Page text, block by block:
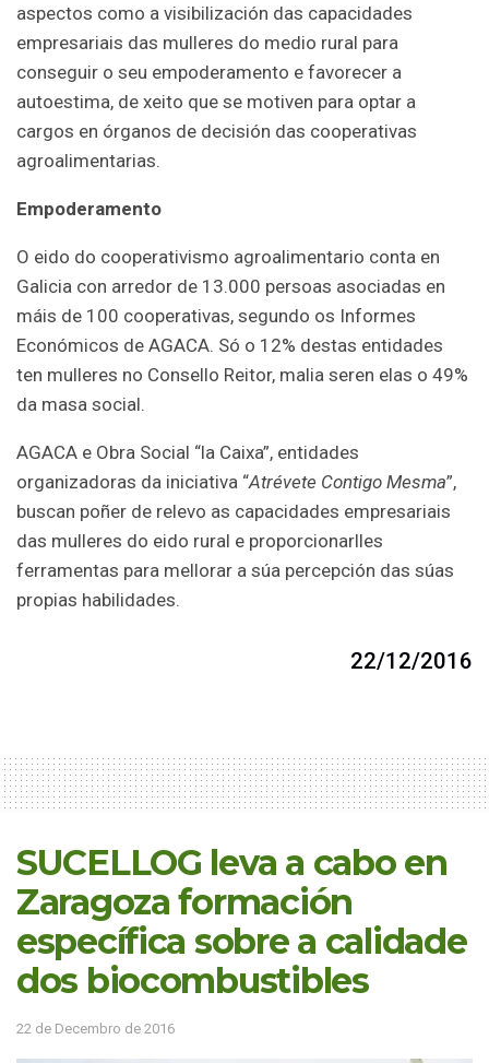
aspectos como a visibilización das capacidades
empresariais das mulleres do medio rural para
conseguir o seu empoderamento e favorecer a
autoestima, de xeito que se motiven para optar a
cargos en órganos de decisión das cooperativas
agroalimentarias.
Empoderamento
O eido do cooperativismo agroalimentario conta en
Galicia con arredor de 13.000 persoas asociadas en
máis de 100 cooperativas, segundo os Informes
Económicos de AGACA. Só o 12% destas entidades
ten mulleres no Consello Reitor, malia seren elas o 49%
da masa social.
AGACA e Obra Social “la Caixa”, entidades
organizadoras da iniciativa “Atrévete Contigo Mesma”,
buscan poñer de relevo as capacidades empresariais
das mulleres do eido rural e proporcionarlles
ferramentas para mellorar a súa percepción das súas
propias habilidades.
22/12/2016
SUCELLOG leva a cabo en
Zaragoza formación
específica sobre a calidade
dos biocombustibles
22 de Decembro de 2016